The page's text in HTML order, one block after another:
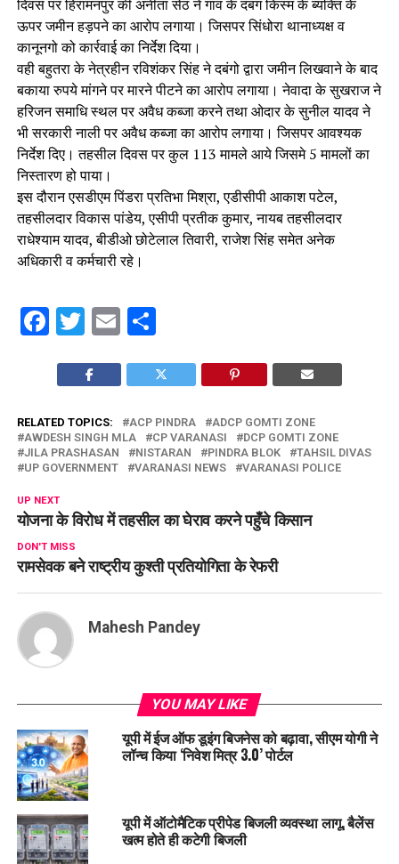
दिवस पर हिरामनपुर की अनीता सेठ ने गांव के दबंग किस्म के ब्यक्ति के
ऊपर जमीन हड़पने का आरोप लगाया। जिसपर सिंधोरा थानाध्यक्ष व
कानूनगो को कार्रवाई का निर्देश दिया।
वही बहुतरा के नेत्रहीन रविशंकर सिंह ने दबंगो द्वारा जमीन लिखवाने के बाद
बकाया रुपये मांगने पर मारने पीटने का आरोप लगाया। नेवादा के सुखराज ने
हरिजन समाधि स्थल पर अवैध कब्जा करने तथा ओदार के सुनील यादव ने
भी सरकारी नाली पर अवैध कब्जा का आरोप लगाया। जिसपर आवश्यक
निर्देश दिए। तहसील दिवस पर कुल 113 मामले आये जिसमे 5 मामलों का
निस्तारण हो पाया।
इस दौरान एसडीएम पिंडरा प्रतिभा मिश्रा, एडीसीपी आकाश पटेल,
तहसीलदार विकास पांडेय, एसीपी प्रतीक कुमार, नायब तहसीलदार
राधेश्याम यादव, बीडीओ छोटेलाल तिवारी, राजेश सिंह समेत अनेक
अधिकारी व कर्मचारी रहे।
Facebook
Twitter
EmailShare
RELATED TOPICS: ACP PINDRA
ADCP GOMTI ZONE
AWDESH SINGH MLA
CP VARANASI
DCP GOMTI ZONE
JILA PRASHASAN
NISTARAN PINDRA BLOK
TAHSIL DIVAS
UP GOVERNMENT
VARANASI NEWS VARANASI POLICE
UP NEXT
योजना के विरोध में तहसील का घेराव करने पहुँचे किसान
DON'T MISS
रामसेवक बने राष्ट्रीय कुश्ती प्रतियोगिता के रेफरी
Mahesh Pandey
YOU MAY LIKE
यूपी में ईज ऑफ डूइंग बिजनेस को बढ़ावा, सीएम योगी ने
लॉन्च किया ‘निवेश मित्र 3.0’ पोर्टल
यूपी में ऑटोमैटिक प्रीपेड बिजली व्यवस्था लागू, बैलेंस
खत्म होते ही कटेगी बिजली